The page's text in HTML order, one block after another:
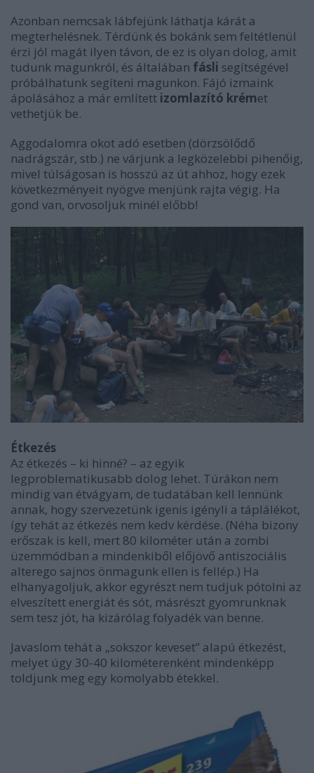
Azonban nemcsak lábfejünk láthatja kárát a
megterhelésnek. Térdünk és bokánk sem feltétlenül
érzi jól magát ilyen távon, de ez is olyan dolog, amit
tudunk magunkról, és általában fásli segítségével
próbálhatunk segíteni magunkon. Fájó izmaink
ápolásához a már említett izomlazító krémet
vethetjük be.
Aggodalomra okot adó esetben (dörzsölődő
nadrágszár, stb.) ne várjunk a legközelebbi pihenőig,
mivel túlságosan is hosszú az út ahhoz, hogy ezek
következményeit nyögve menjünk rajta végig. Ha
gond van, orvosoljuk minél előbb!
Étkezés
Az étkezés – ki hinné? – az egyik
legproblematikusabb dolog lehet. Túrákon nem
mindig van étvágyam, de tudatában kell lennünk
annak, hogy szervezetünk igenis igényli a táplálékot,
így tehát az étkezés nem kedv kérdése. (Néha bizony
erőszak is kell, mert 80 kilométer után a zombi
üzemmódban a mindenkiből előjövő antiszociális
alterego sajnos önmagunk ellen is fellép.) Ha
elhanyagoljuk, akkor egyrészt nem tudjuk pótolni az
elveszített energiát és sót, másrészt gyomrunknak
sem tesz jót, ha kizárólag folyadék van benne.
Javaslom tehát a „sokszor keveset” alapú étkezést,
melyet úgy 30-40 kilométerenként mindenképp
toldjunk meg egy komolyabb étekkel.